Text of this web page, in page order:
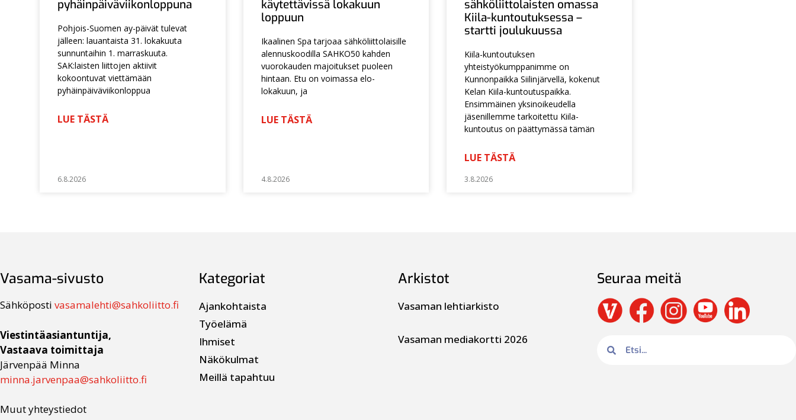
pyhäinpäiväviikonloppuna
Pohjois-Suomen ay-päivät tulevat
jälleen: lauantaista 31. lokakuuta
sunnuntaihin 1. marraskuuta.
SAK:laisten liittojen aktiivit
kokoontuvat viettämään
pyhäinpäiväviikonloppua
LUE TÄSTÄ
6.8.2026
käytettävissä lokakuun
loppuun
Ikaalinen Spa tarjoaa sähköliittolaisille
alennuskoodilla SAHKO50 kahden
vuorokauden majoitukset puoleen
hintaan. Etu on voimassa elo-
lokakuun, ja
LUE TÄSTÄ
4.8.2026
sähköliittolaisten omassa
Kiila-kuntoutuksessa –
startti joulukuussa
Kiila-kuntoutuksen
yhteistyökumppanimme on
Kunnonpaikka Siilinjärvellä, kokenut
Kelan Kiila-kuntoutuspaikka.
Ensimmäinen yksinoikeudella
jäsenillemme tarkoitettu Kiila-
kuntoutus on päättymässä tämän
LUE TÄSTÄ
3.8.2026
Vasama-sivusto
Sähköposti vasamalehti@sahkoliitto.fi
Viestintäasiantuntija,
Vastaava toimittaja
Järvenpää Minna
minna.jarvenpaa@sahkoliitto.fi
Muut yhteystiedot
Kategoriat
Ajankohtaista
Työelämä
Ihmiset
Näkökulmat
Meillä tapahtuu
Arkistot
Vasaman lehtiarkisto
Vasaman mediakortti 2026
Seuraa meitä